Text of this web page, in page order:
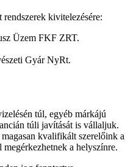
kivitelezésére:
Üzem FKF ZRT.
Gyár NyRt.
túl, egyéb márkájú
túli javítását is vállaljuk.
kvalifikált szerelőink a
a helyszínre.